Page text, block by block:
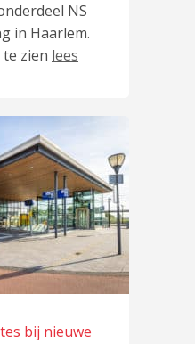
NS
in Haarlem.
zien lees
bij nieuwe